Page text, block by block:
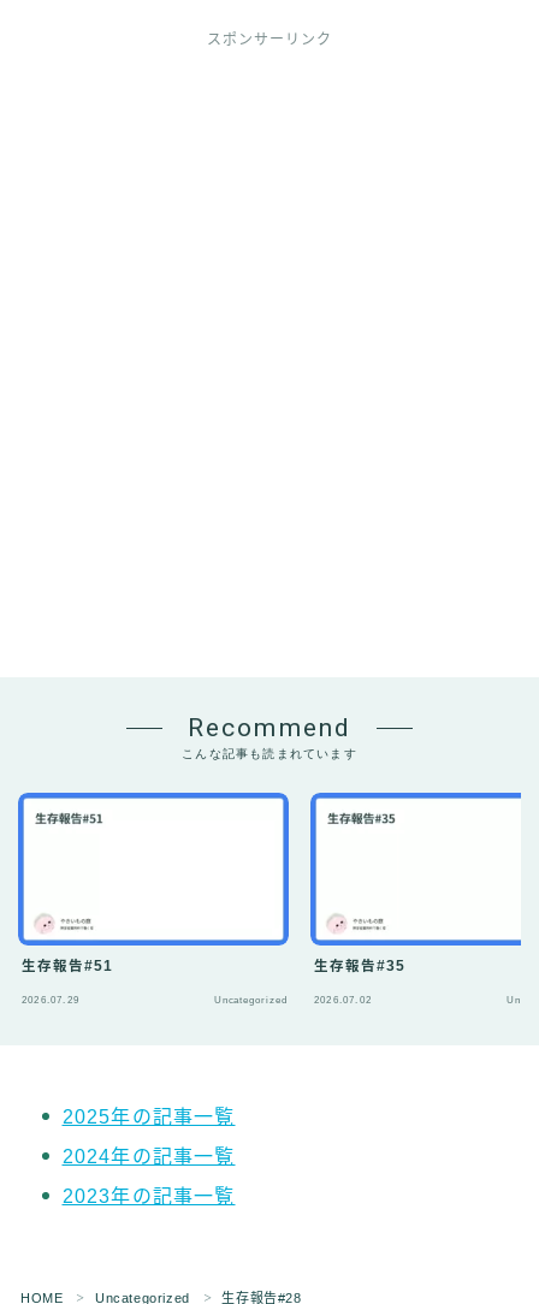
スポンサーリンク
Recommend
こんな記事も読まれています
生存報告#51
2026.07.29 Uncategorized
生存報告#35
2026.07.02
2025年の記事一覧
2024年の記事一覧
2023年の記事一覧
HOME ＞ Uncategorized ＞ 生存報告#28